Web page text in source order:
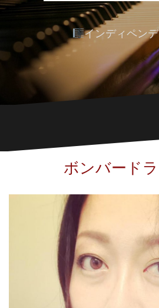
インディペン
ボンバード